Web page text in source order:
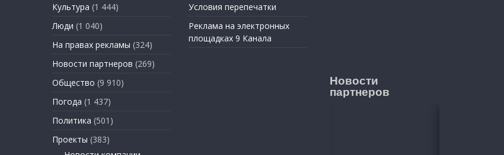
Культура (1 444)
Люди (1 040)
На правах рекламы (324)
Новости партнеров (269)
Общество (9 910)
Погода (1 437)
Политика (501)
Проекты (383)
Условия перепечатки
Реклама на электронных
площадках 9 Канала
Новости
партнеров